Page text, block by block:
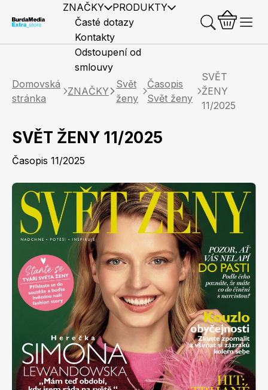
ZNAČKY PRODUKTY
Elle
Marianne
Apetit
Elle Decoration
Marianne Bydlení
Předplatné časopisů
Knihy Merch
Časté dotazy
Kontakty
Odstoupení od
smlouvy
Domovská
stránka
ZNAČKY
Svět
ženy
Časopis
Svět ženy
SVĚT
ŽENY
11/2025
SVĚT ŽENY 11/2025
Časopis 11/2025